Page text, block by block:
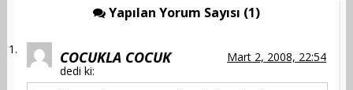
Yapılan Yorum Sayısı (1)
COCUKLA COCUK
dedi ki:
Mart 2, 2008, 22:54